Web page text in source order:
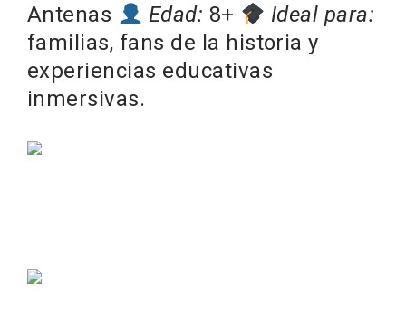
Antenas
Edad: 8+
Ideal para:
familias, fans de la historia y
experiencias educativas
inmersivas.